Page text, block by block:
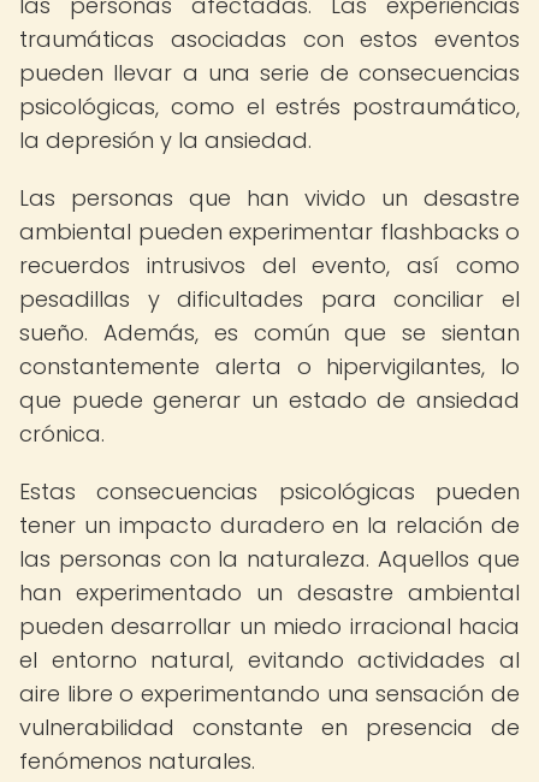
traumáticas asociadas con estos eventos
pueden llevar a una serie de consecuencias
psicológicas, como el estrés postraumático,
la depresión y la ansiedad.
Las personas que han vivido un desastre
ambiental pueden experimentar flashbacks o
recuerdos intrusivos del evento, así como
pesadillas y dificultades para conciliar el
sueño. Además, es común que se sientan
constantemente alerta o hipervigilantes, lo
que puede generar un estado de ansiedad
crónica.
Estas consecuencias psicológicas pueden
tener un impacto duradero en la relación de
las personas con la naturaleza. Aquellos que
han experimentado un desastre ambiental
pueden desarrollar un miedo irracional hacia
el entorno natural, evitando actividades al
aire libre o experimentando una sensación de
vulnerabilidad constante en presencia de
fenómenos naturales.